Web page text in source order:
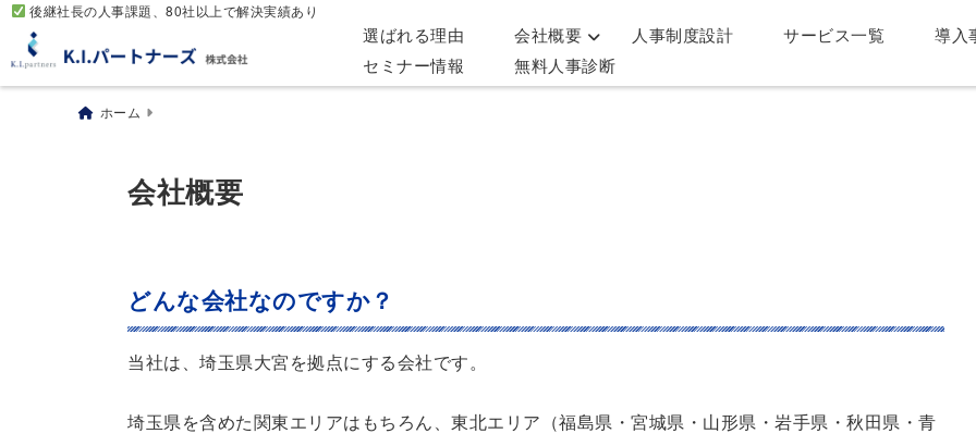
後継社長の人事課題、80社以上で解決実績あり
選ばれる理由 会社概要 人事制度設計 サービス一覧
導入
セミナー情報
無料人事診断
ホーム
会社概要
どんな会社なのですか？
当社は、埼玉県大宮を拠点にする会社です。
埼玉県を含めた関東エリアはもちろん、東北エリア（福島県・宮城県・山形県・岩手県・秋田県・青